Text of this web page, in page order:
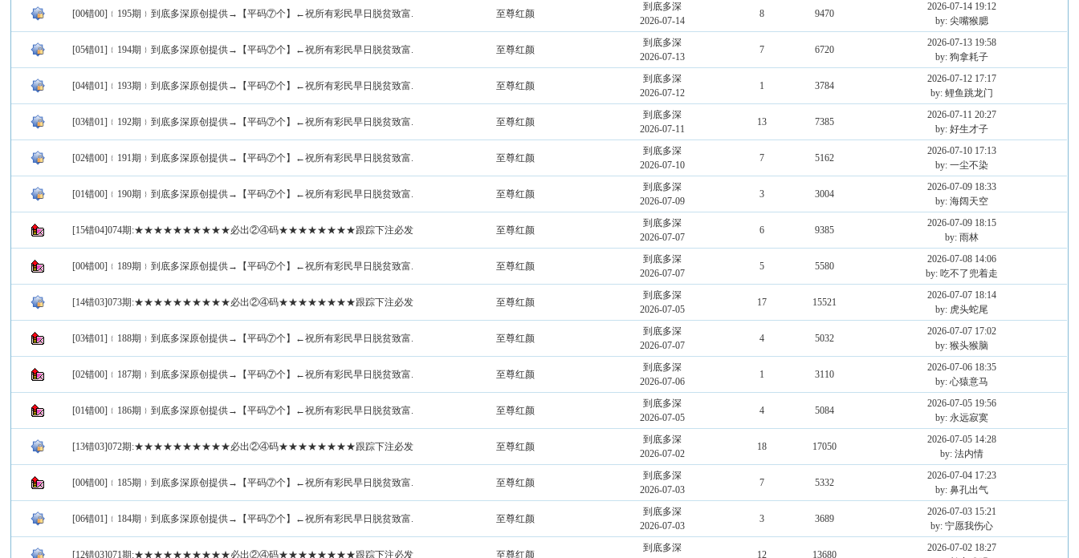
[00错00]﹛195期﹜到底多深原创提供→【平码⑦个】←祝所有彩民早日脱贫致富. 至尊红颜
到底多深
2026-07-14
8 9470
2026-07-14 19:12
by: 尖嘴猴腮
[05错01]﹛194期﹜到底多深原创提供→【平码⑦个】←祝所有彩民早日脱贫致富. 至尊红颜
到底多深
2026-07-13
7 6720
2026-07-13 19:58
by: 狗拿耗子
[04错01]﹛193期﹜到底多深原创提供→【平码⑦个】←祝所有彩民早日脱贫致富. 至尊红颜
到底多深
2026-07-12
1 3784
2026-07-12 17:17
by: 鲤鱼跳龙门
[03错01]﹛192期﹜到底多深原创提供→【平码⑦个】←祝所有彩民早日脱贫致富. 至尊红颜
到底多深
2026-07-11
13 7385
2026-07-11 20:27
by: 好生才子
[02错00]﹛191期﹜到底多深原创提供→【平码⑦个】←祝所有彩民早日脱贫致富. 至尊红颜
到底多深
2026-07-10
7 5162
2026-07-10 17:13
by: 一尘不染
[01错00]﹛190期﹜到底多深原创提供→【平码⑦个】←祝所有彩民早日脱贫致富. 至尊红颜
到底多深
2026-07-09
3 3004
2026-07-09 18:33
by: 海阔天空
[15错04]074期:★★★★★★★★★★必出②④码★★★★★★★★跟踪下注必发 至尊红颜
到底多深
2026-07-07
6 9385
2026-07-09 18:15
by: 雨林
[00错00]﹛189期﹜到底多深原创提供→【平码⑦个】←祝所有彩民早日脱贫致富. 至尊红颜
到底多深
2026-07-07
5 5580
2026-07-08 14:06
by: 吃不了兜着走
[14错03]073期:★★★★★★★★★★必出②④码★★★★★★★★跟踪下注必发 至尊红颜
到底多深
2026-07-05
17 15521
2026-07-07 18:14
by: 虎头蛇尾
[03错01]﹛188期﹜到底多深原创提供→【平码⑦个】←祝所有彩民早日脱贫致富. 至尊红颜
到底多深
2026-07-07
4 5032
2026-07-07 17:02
by: 猴头猴脑
[02错00]﹛187期﹜到底多深原创提供→【平码⑦个】←祝所有彩民早日脱贫致富. 至尊红颜
到底多深
2026-07-06
1 3110
2026-07-06 18:35
by: 心猿意马
[01错00]﹛186期﹜到底多深原创提供→【平码⑦个】←祝所有彩民早日脱贫致富. 至尊红颜
到底多深
2026-07-05
4 5084
2026-07-05 19:56
by: 永远寂寞
[13错03]072期:★★★★★★★★★★必出②④码★★★★★★★★跟踪下注必发 至尊红颜
到底多深
2026-07-02
18 17050
2026-07-05 14:28
by: 法内情
[00错00]﹛185期﹜到底多深原创提供→【平码⑦个】←祝所有彩民早日脱贫致富. 至尊红颜
到底多深
2026-07-03
7 5332
2026-07-04 17:23
by: 鼻孔出气
[06错01]﹛184期﹜到底多深原创提供→【平码⑦个】←祝所有彩民早日脱贫致富. 至尊红颜
到底多深
2026-07-03
3 3689
2026-07-03 15:21
by: 宁愿我伤心
[12错03]071期:★★★★★★★★★★必出②④码★★★★★★★★跟踪下注必发 至尊红颜
到底多深
12 13680
2026-07-02 18:27